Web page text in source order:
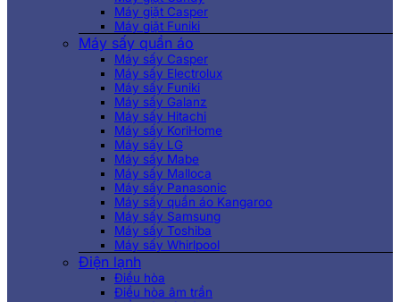
Máy giặt Casper
Máy giặt Funiki
Máy sấy quần áo
Máy sấy Casper
Máy sấy Electrolux
Máy sấy Funiki
Máy sấy Galanz
Máy sấy Hitachi
Máy sấy KoriHome
Máy sấy LG
Máy sấy Mabe
Máy sấy Malloca
Máy sấy Panasonic
Máy sấy quần áo Kangaroo
Máy sấy Samsung
Máy sấy Toshiba
Máy sấy Whirlpool
Điện lạnh
Điều hòa
Điều hòa âm trần